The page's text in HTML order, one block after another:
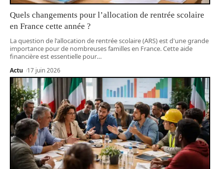
Quels changements pour l’allocation de rentrée scolaire
en France cette année ?
La question de l'allocation de rentrée scolaire (ARS) est d'une grande
importance pour de nombreuses familles en France. Cette aide
financière est essentielle pour…
Actu 17 juin 2026